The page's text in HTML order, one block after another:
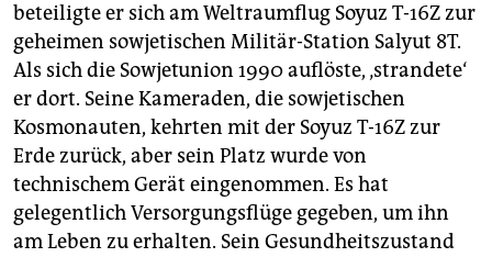
beteiligte er sich am Weltraumflug Soyuz T-16Z zur
geheimen sowjetischen Militär-Station Salyut 8T.
Als sich die Sowjetunion 1990 auflöste, ‚strandete‘
er dort. Seine Kameraden, die sowjetischen
Kosmonauten, kehrten mit der Soyuz T-16Z zur
Erde zurück, aber sein Platz wurde von
technischem Gerät eingenommen. Es hat
gelegentlich Versorgungsflüge gegeben, um ihn
am Leben zu erhalten. Sein Gesundheitszustand